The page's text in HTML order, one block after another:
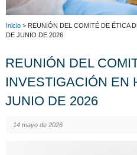
Inicio > REUNIÓN DEL COMITÉ DE ÉTICA
DE JUNIO DE 2026
REUNIÓN DEL
INVESTIGACIÓN EN
JUNIO DE 2026
14 mayo de 2026